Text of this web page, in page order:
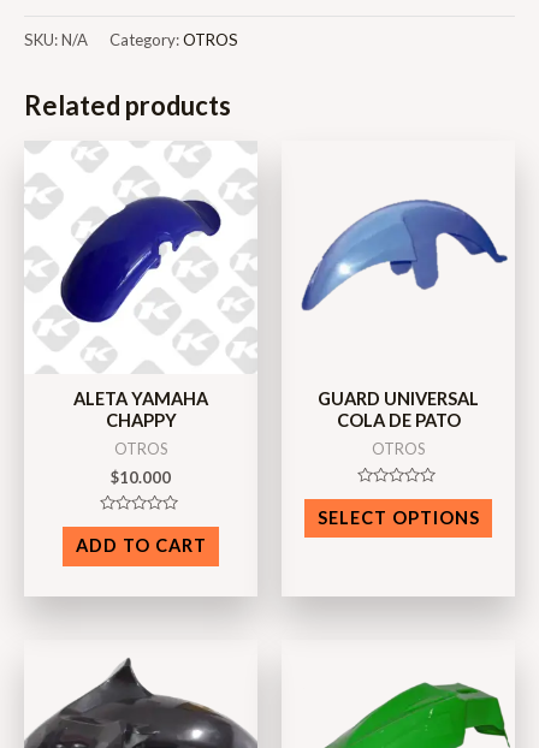
SKU:N/A Category:OTROS
Related products
ALETA YAMAHA
CHAPPY
OTROS
$10.000
Rated
0
out
of
ADD TO CART
GUARD UNIVERSAL
COLA DE PATO
OTROS
Rated
0
out
of
SELECT OPTIONS